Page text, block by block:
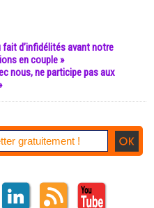
fait d’infidélités avant notre
en couple »
nous, ne participe pas aux